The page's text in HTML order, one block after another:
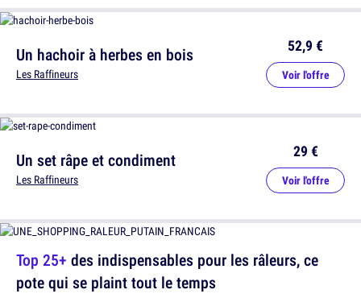
Un set râpe et condiment
Les Raffineurs
29 €
Voir l'offre
Un hachoir à herbes en bois
Les Raffineurs
52,9 €
Voir l'offre
Top 25+ des indispensables pour les râleurs, ce
pote qui se plaint tout le temps